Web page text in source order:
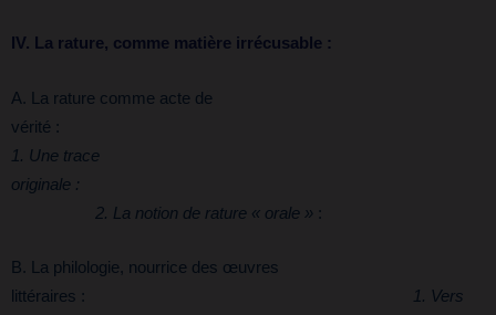
IV. La rature, comme matière irrécusable :
A. La rature comme acte de
vérité
1. Une trace
originale
2. La notion de rature « orale » :
B. La philologie, nourrice des œuvres
littéraires :
1. Vers